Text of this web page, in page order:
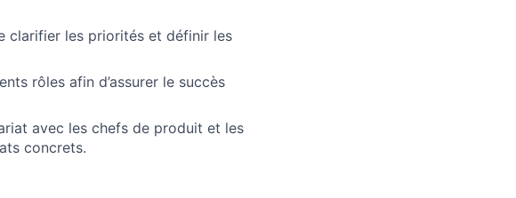
clarifier les priorités et définir les
rôles afin d’assurer le succès
avec les chefs de produit et les
concrets.